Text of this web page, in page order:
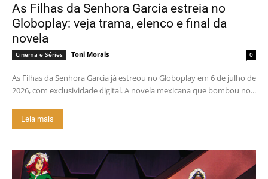
As Filhas da Senhora Garcia estreia no
Globoplay: veja trama, elenco e final da
novela
Cinema e Séries Toni Morais 0
As Filhas da Senhora Garcia já estreou no Globoplay em 6 de julho de
2026, com exclusividade digital. A novela mexicana que bombou no...
Leia mais